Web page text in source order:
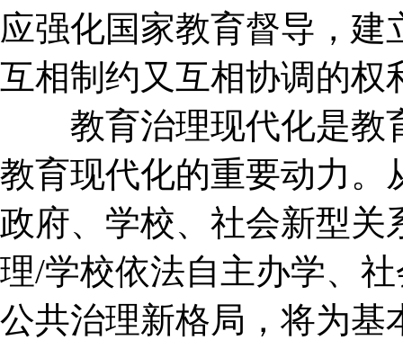
应强化国家教育督导，
互相制约又互相协调的权
教育治理现代化是教
教育现代化的重要动力。
政府、学校、社会新型关
理/学校依法自主办学、
公共治理新格局，将为基